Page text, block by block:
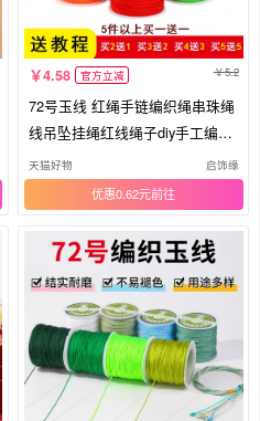
4.58 官方立减 5.2
72号玉线 红绳手链编织绳串珠绳
线吊坠挂绳红线绳子diy手工编织
线
天猫好物 启饰缘
优惠0.62元